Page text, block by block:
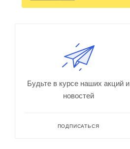
Будьте в курсе наших акций и
новостей
ПОДПИСАТЬСЯ